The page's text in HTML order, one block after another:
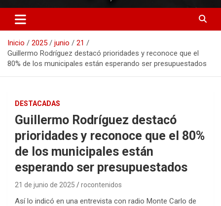
RO CONTENIDOS
Inicio 2025 junio
21
Guillermo Rodríguez destacó prioridades y reconoce que el
80% de los municipales están esperando ser presupuestados
DESTACADAS
Guillermo Rodríguez destacó
prioridades y reconoce que el 80%
de los municipales están
esperando ser presupuestados
21 de junio de 2025 rocontenidos
Así lo indicó en una entrevista con radio Monte Carlo de